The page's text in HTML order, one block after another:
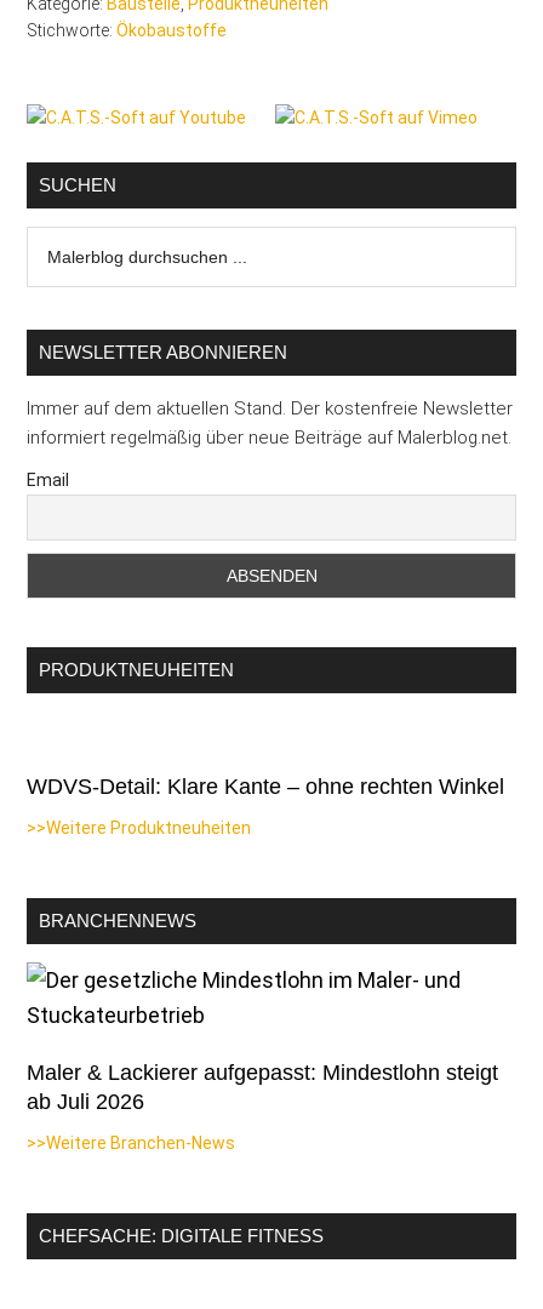
Stichworte:Ökobaustoffe
Seitenspalte
SUCHEN
durchsuchen
NEWSLETTER ABONNIEREN
Immer auf dem aktuellen Stand. Der kostenfreie Newsletter
informiert regelmäßig über neue Beiträge auf Malerblog.net.
Email
PRODUKTNEUHEITEN
WDVS-Detail: Klare Kante – ohne rechten Winkel
>>Weitere Produktneuheiten
BRANCHENNEWS
Maler & Lackierer aufgepasst: Mindestlohn steigt
ab Juli 2026
>>Weitere Branchen-News
CHEFSACHE: DIGITALE FITNESS